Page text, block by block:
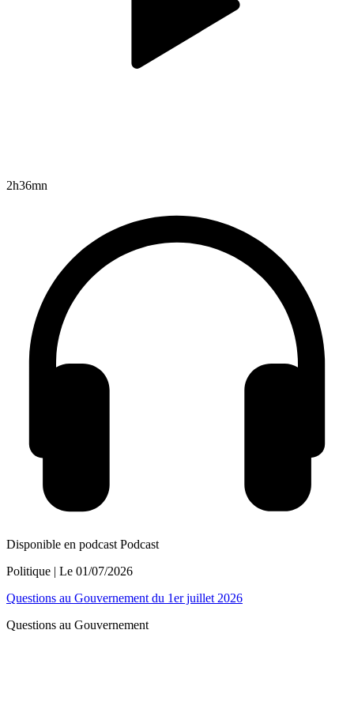
2h36mn
Disponible en podcast Podcast
Politique | Le 01/07/2026
Questions au Gouvernement du 1er juillet 2026
Questions au Gouvernement